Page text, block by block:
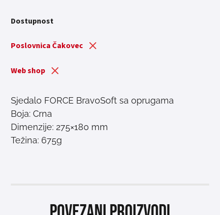
Dostupnost
Poslovnica Čakovec
Web shop
Sjedalo FORCE BravoSoft sa oprugama
Boja: Crna
Dimenzije: 275×180 mm
Težina: 675g